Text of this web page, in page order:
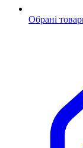
Обрані